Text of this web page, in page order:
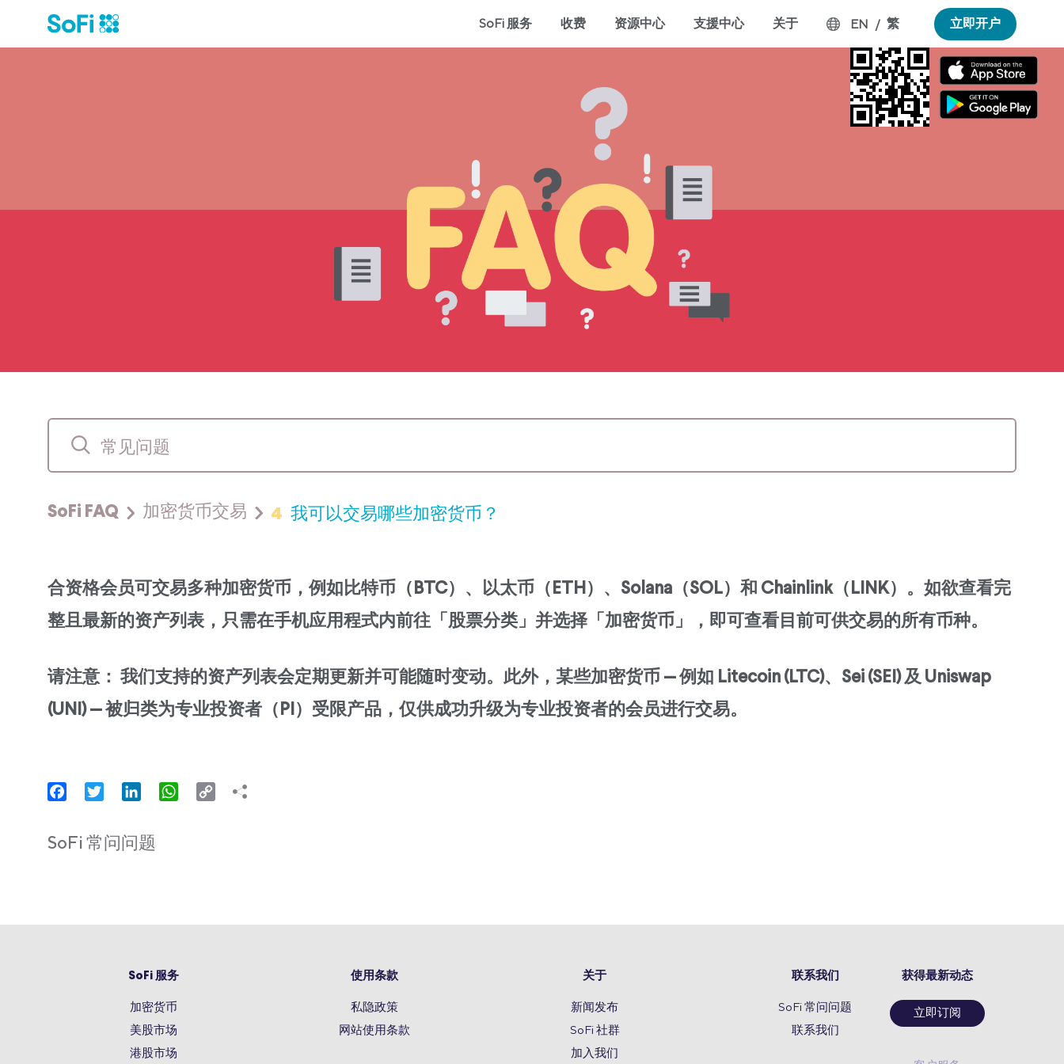
SoFi 服务 收费 资源中心 支援中心 关于 EN / 繁 立即开户
SoFi FAQ 加密货币交易 4 我可以交易哪些加密货币？
合资格会员可交易多种加密货币，例如比特币（BTC）、以太币（ETH）、Solana（SOL）和 Chainlink（LINK）。如欲查看完
整且最新的资产列表，只需在手机应用程式内前往「股票分类」并选择「加密货币」，即可查看目前可供交易的所有币种。
请注意： 我们支持的资产列表会定期更新并可能随时变动。此外，某些加密货币 — 例如 Litecoin (LTC)、Sei (SEI) 及 Uniswap
(UNI) — 被归类为专业投资者（PI）受限产品，仅供成功升级为专业投资者的会员进行交易。
FacebookTwitter LinkedInWhatsApp
Copy
SoFi 常问问题
SoFi 服务
加密货币
美股市场
港股市场
使用条款
私隐政策
网站使用条款
关于
新闻发布
SoFi 社群
加入我们
联系我们
SoFi 常问问题
联系我们
获得最新动态
立即订阅